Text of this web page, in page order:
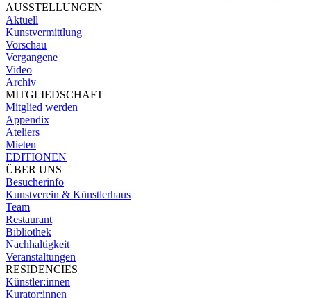
AUSSTELLUNGEN
Aktuell
Kunstvermittlung
Vorschau
Vergangene
Video
Archiv
MITGLIEDSCHAFT
Mitglied werden
Appendix
Ateliers
Mieten
EDITIONEN
ÜBER UNS
Besucherinfo
Kunstverein & Künstlerhaus
Team
Restaurant
Bibliothek
Nachhaltigkeit
Veranstaltungen
RESIDENCIES
Künstler:innen
Kurator:innen